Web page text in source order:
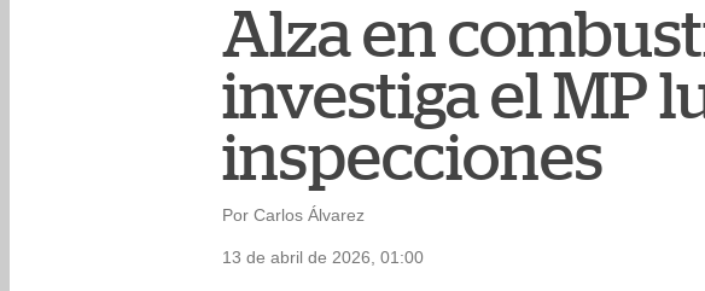
Alza en
investiga el MP
inspecciones
Por Carlos Álvarez
13 de abril de 2026, 01:00